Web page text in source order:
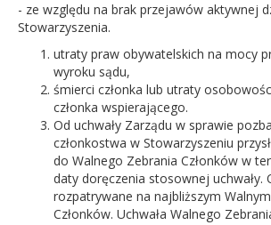
- ze względu na brak przejawów aktywnej
Stowarzyszenia.
utraty praw obywatelskich na mocy
wyroku sądu,
śmierci członka lub utraty
członka wspierającego.
Od uchwały Zarządu w sprawie
członkostwa w Stowarzyszeniu
do Walnego Zebrania Członków w
daty doręczenia stosownej uchwały.
rozpatrywane na najbliższym
Członków. Uchwała Walnego